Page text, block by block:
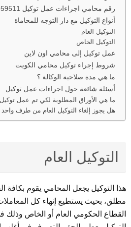
رقم محامي اجراءات عمل توكيل 94959511
أنواع التوكيل مع دار التوجه للمحاماة
التوكيل العام
التوكيل الخاص
عمل توكيل إلى محامي اون لاين
شروط إجراء توكيل محامي الكويت
ما هي مدة صلاحية الوكالة ؟
أسئلة شائعة حول اجراءات عمل توكيل
ما هي الأوراق المطلوبة لكي تم عمل
هل يجوز إلغاء التوكيل العام من طرف
التوكيل العام
هذا التوكيل يجعل المحامي يقوم بكافة
مطلق، بحيث يستطيع إنهاء كل
القطاع الحكومي العام أو الخاص وذلك